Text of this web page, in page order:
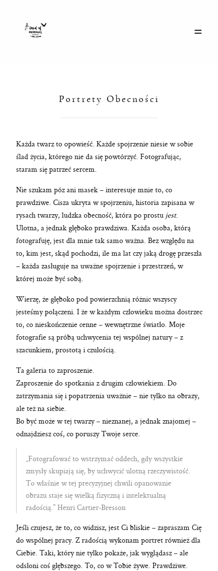
Portrety Obecności
Każda twarz to opowieść. Każde spojrzenie niesie w sobie
ślad życia, którego nie da się powtórzyć. Fotografując,
staram się patrzeć sercem.
Nie szukam póz ani masek – interesuje mnie to, co
prawdziwe. Cisza ukryta w spojrzeniu, historia zapisana w
rysach twarzy, ludzka obecność, która po prostu jest.
Ulotna, a jednak głęboko prawdziwa. Każda osoba, którą
fotografuję, jest dla mnie tak samo ważna. Bez względu na
to, kim jest, skąd pochodzi, ile ma lat czy jaką drogę przeszła
– każda zasługuje na uważne spojrzenie i przestrzeń, w
której może być sobą.
Wierzę, że głęboko pod powierzchnią różnic wszyscy
jesteśmy połączeni. I że w każdym człowieku można dostrzec
to, co nieskończenie cenne – wewnętrzne światło. Moje
fotografie są próbą uchwycenia tej wspólnej natury – z
szacunkiem, prostotą i czułością.
Ta galeria to zaproszenie.
Zaproszenie do spotkania z drugim człowiekiem. Do
zatrzymania się i popatrzenia uważnie – nie tylko na obrazy,
ale też na siebie.
Bo być może w tej twarzy – nieznanej, a jednak znajomej –
odnajdziesz coś, co poruszy Twoje serce.
„Fotografować to wstrzymać oddech, gdy wszystkie
zmysły skupiają się, by uchwycić ulotną rzeczywistość.
To właśnie w tej precyzyjnej chwili opanowanie
obrazu staje się wielką fizyczną i intelektualną
radością.” Henri Cartier‑Bresson
Jeśli czujesz, że to, co widzisz, jest Ci bliskie – zapraszam Cię
do wspólnej pracy. Z radością wykonam portret również dla
Ciebie. Taki, który nie tylko pokaże, jak wyglądasz – ale
odsłoni coś głębszego. To, co w Tobie żywe. Prawdziwe.
Eventy
O mnie
Kraków, Polska, Świat